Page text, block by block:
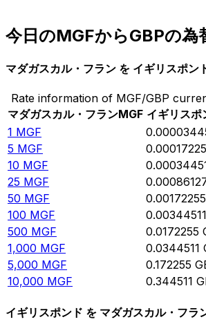
今日のMGFからGBPの為
マダガスカル・フラン を イギリスポン
Rate information of MGF/GBP
マダガスカル・フランMGF イギリスポ
1 MGF
5 MGF
10 MGF
25 MGF
50 MGF 0.00172255
100 MGF 0.00344511
500 MGF 0.0172255
1,000 MGF 0.0344511
5,000 MGF 0.172255
10,000 MGF 0.344511
イギリスポンド を マダガスカル・フラ